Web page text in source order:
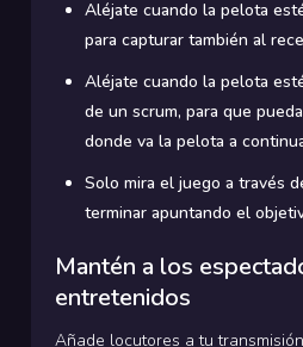
Aléjate cuando la pelota
para capturar también al
Aléjate cuando la pelota
de un scrum, para que
donde va la pelota a
Solo mira el juego a través
terminar apuntando el
Mantén a los
entretenidos
Añade locutores a tu